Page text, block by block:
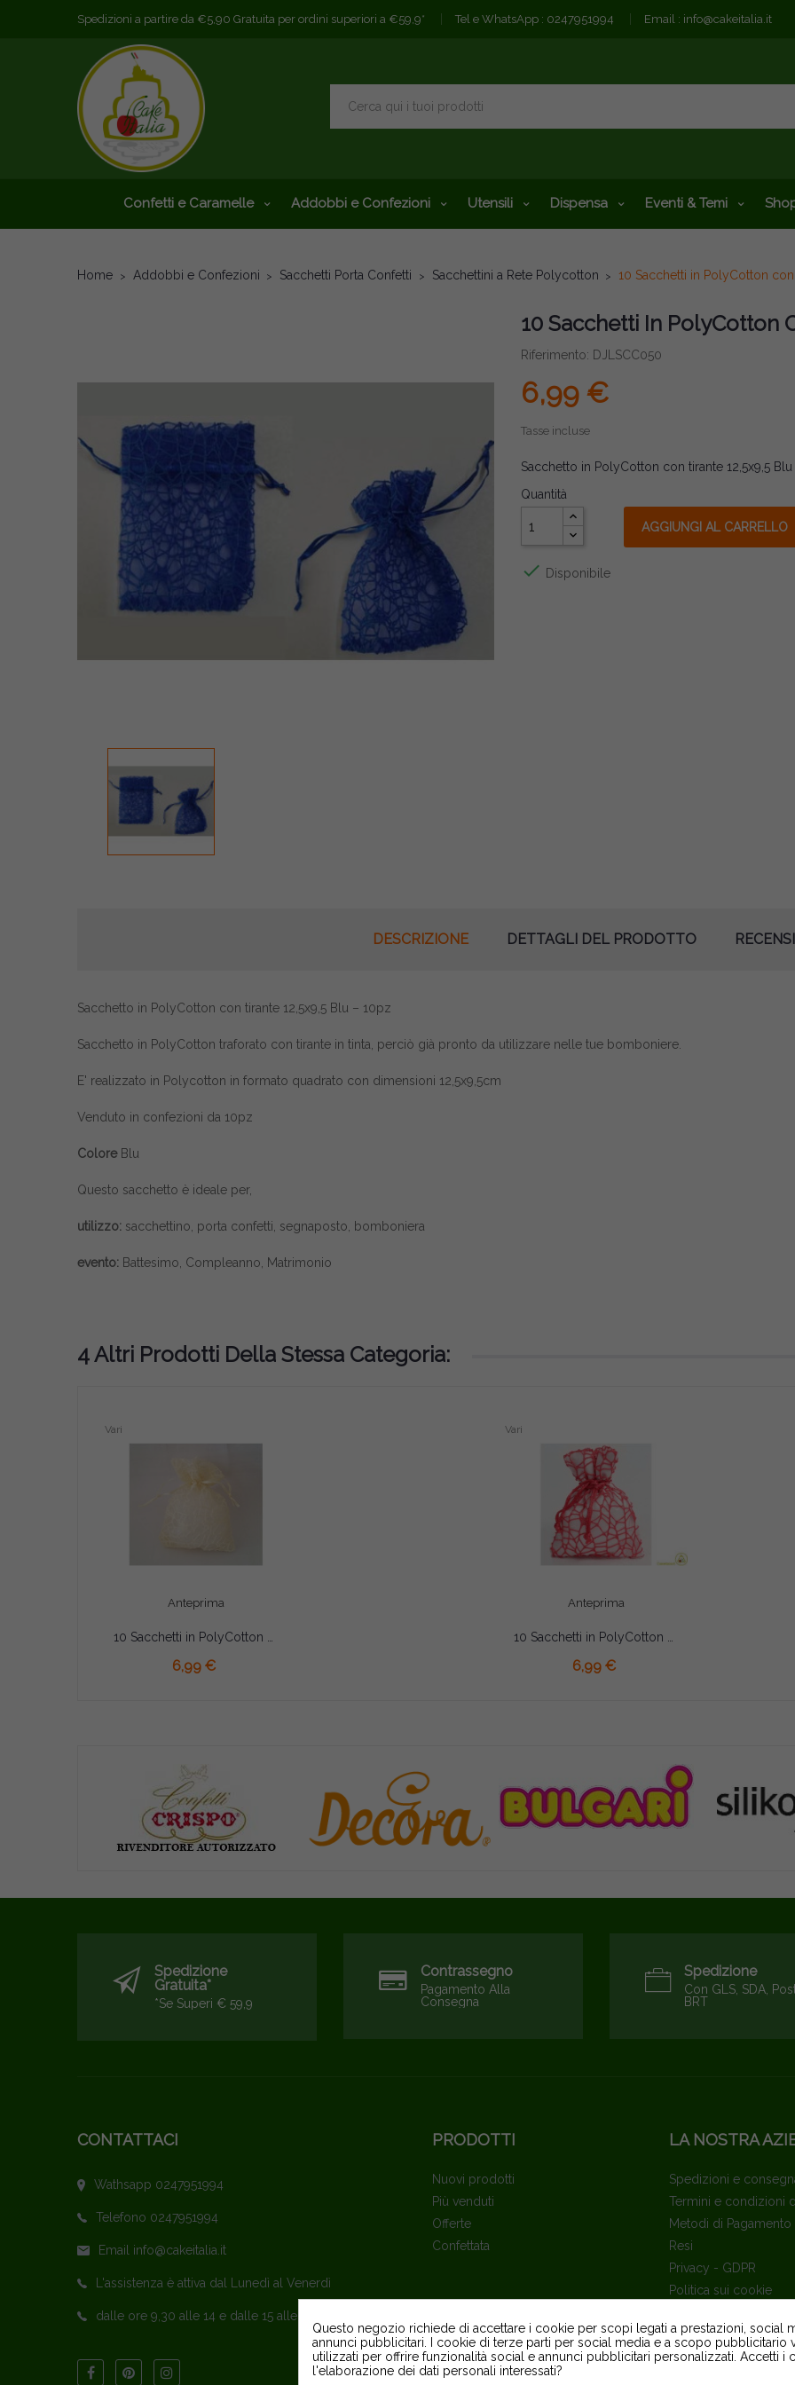
Spedizioni a partire da €5,90 Gratuita per ordini superiori a €59,9* Tel e WhatsApp : 0247951994 Email : info@cakeitalia.it
Confetti e Caramelle Addobbi e Confezioni Utensili Dispensa Eventi & Temi
Home Addobbi e Confezioni Sacchetti Porta Confetti Sacchettini a Rete Polycotton 10 Sacchetti in PolyCotton
10 Sacchetti In PolyCotton
Riferimento: DJLSCC050
6,99 €
Tasse incluse
Sacchetto in PolyCotton con tirante 12,5x9,5
Quantità
AGGIUNGI AL CARRELLO
 Disponibile
DESCRIZIONE DETTAGLI DEL PRODOTTO
Sacchetto in PolyCotton con tirante 12,5x9,5 Blu – 10pz
Sacchetto in PolyCotton traforato con tirante in tinta, perciò già pronto da utilizzare nelle tue bomboniere.
E' realizzato in Polycotton in formato quadrato con dimensioni 12,5x9,5cm
Venduto in confezioni da 10pz
Colore Blu
Questo sacchetto è ideale per,
utilizzo: sacchettino, porta confetti, segnaposto, bomboniera
evento: Battesimo, Compleanno, Matrimonio
4 Altri Prodotti Della Stessa Categoria:
Anteprima
Vari
6,99 €
AGGIUNGI AL CARRELLO
Anteprima
Vari
6,99 €
AGGIUNGI AL CARRELLO
Spedizione
Gratuita*
*se Superi € 59,9
Contrassegno
Pagamento Alla
Consegna
Spedizione
Con GLS, SDA,
BRT
CONTATTACI
Wathsapp 0247951994
Telefono 0247951994
Email info@cakeitalia.it
L'assistenza è attiva dal Lunedì al Venerdì
dalle ore 9,30 alle 14 e dalle 15 alle 18
PRODOTTI
Nuovi prodotti
Più venduti
Offerte
Confettata
LA NOSTRA
Spedizioni e
Termini e condizioni
Metodi di Pagamento
Resi
Privacy - GDPR
Politica sui cookie
Mappa Del Sito
Tracciatura Ordine
Questo negozio richiede di accettare i cookie per scopi legati a prestazioni, social
annunci pubblicitari. I cookie di terze parti per social media e a scopo pubblicitario
utilizzati per offrire funzionalità social e annunci pubblicitari personalizzati. Accetti i
l'elaborazione dei dati personali interessati?